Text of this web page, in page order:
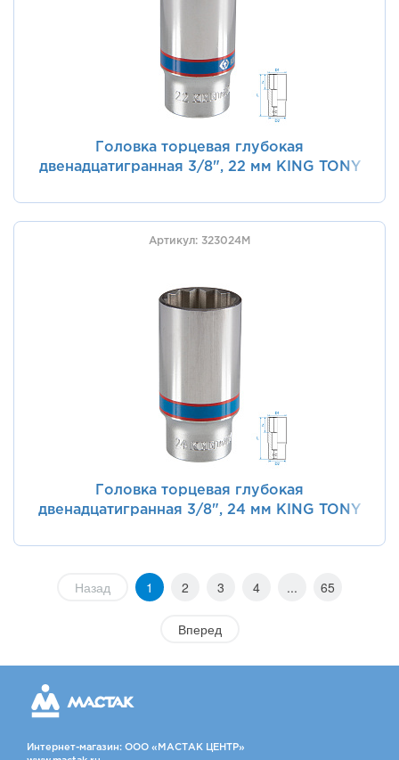
Головка торцевая глубокая
двенадцатигранная 3/8", 22 мм KING TONY
Артикул: 323024M
Головка торцевая глубокая
двенадцатигранная 3/8", 24 мм KING TONY
Назад 1 2 3 4 ... 65
Вперед
Интернет-магазин: ООО «МАСТАК ЦЕНТР»